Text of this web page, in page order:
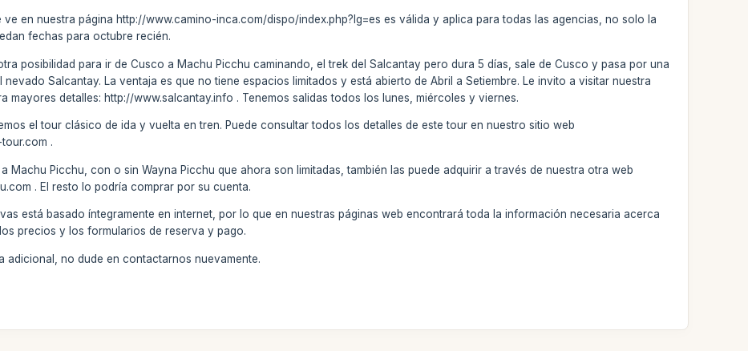
ve en nuestra página http://www.camino-inca.com/dispo/index.php?lg=es es válida y aplica para todas las agencias, no solo la
fechas para octubre recién.
posibilidad para ir de Cusco a Machu Picchu caminando, el trek del Salcantay pero dura 5 días, sale de Cusco y pasa por una
Salcantay. La ventaja es que no tiene espacios limitados y está abierto de Abril a Setiembre. Le invito a visitar nuestra
mayores detalles: http://www.salcantay.info . Tenemos salidas todos los lunes, miércoles y viernes.
el tour clásico de ida y vuelta en tren. Puede consultar todos los detalles de este tour en nuestro sitio web
.
Machu Picchu, con o sin Wayna Picchu que ahora son limitadas, también las puede adquirir a través de nuestra otra web
. El resto lo podría comprar por su cuenta.
está basado íntegramente en internet, por lo que en nuestras páginas web encontrará toda la información necesaria acerca
precios y los formularios de reserva y pago.
adicional, no dude en contactarnos nuevamente.